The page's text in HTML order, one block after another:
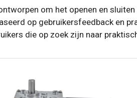
om het openen en
op gebruikersfeedback en
die op zoek zijn naar